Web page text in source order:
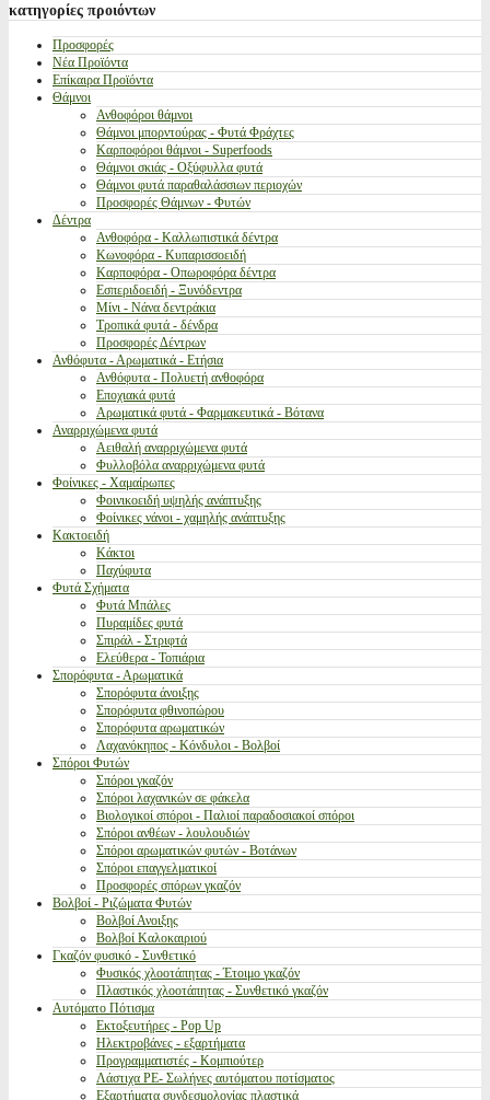
κατηγορίες προιόντων
Προσφορές
Νέα Προϊόντα
Επίκαιρα Προϊόντα
Θάμνοι
Ανθοφόροι θάμνοι
Θάμνοι μπορντούρας - Φυτά Φράχτες
Καρποφόροι θάμνοι - Superfoods
Θάμνοι σκιάς - Οξύφυλλα φυτά
Θάμνοι φυτά παραθαλάσσιων περιοχών
Προσφορές Θάμνων - Φυτών
Δέντρα
Ανθοφόρα - Καλλωπιστικά δέντρα
Κωνοφόρα - Κυπαρισσοειδή
Καρποφόρα - Οπωροφόρα δέντρα
Εσπεριδοειδή - Ξυνόδεντρα
Μίνι - Νάνα δεντράκια
Τροπικά φυτά - δένδρα
Προσφορές Δέντρων
Ανθόφυτα - Αρωματικά - Ετήσια
Ανθόφυτα - Πολυετή ανθοφόρα
Εποχιακά φυτά
Αρωματικά φυτά - Φαρμακευτικά - Βότανα
Αναρριχώμενα φυτά
Αειθαλή αναρριχώμενα φυτά
Φυλλοβόλα αναρριχώμενα φυτά
Φοίνικες - Χαμαίρωπες
Φοινικοειδή υψηλής ανάπτυξης
Φοίνικες νάνοι - χαμηλής ανάπτυξης
Κακτοειδή
Κάκτοι
Παχύφυτα
Φυτά Σχήματα
Φυτά Μπάλες
Πυραμίδες φυτά
Σπιράλ - Στριφτά
Ελεύθερα - Τοπιάρια
Σπορόφυτα - Αρωματικά
Σπορόφυτα άνοιξης
Σπορόφυτα φθινοπώρου
Σπορόφυτα αρωματικών
Λαχανόκηπος - Κόνδυλοι - Βολβοί
Σπόροι Φυτών
Σπόροι γκαζόν
Σπόροι λαχανικών σε φάκελα
Βιολογικοί σπόροι - Παλιοί παραδοσιακοί σπόροι
Σπόροι ανθέων - λουλουδιών
Σπόροι αρωματικών φυτών - Βοτάνων
Σπόροι επαγγελματικοί
Προσφορές σπόρων γκαζόν
Βολβοί - Ριζώματα Φυτών
Βολβοί Ανοιξης
Βολβοί Καλοκαιριού
Γκαζόν φυσικό - Συνθετικό
Φυσικός χλοοτάπητας - Έτοιμο γκαζόν
Πλαστικός χλοοτάπητας - Συνθετικό γκαζόν
Αυτόματο Πότισμα
Εκτοξευτήρες - Pop Up
Ηλεκτροβάνες - εξαρτήματα
Προγραμματιστές - Κομπιούτερ
Λάστιχα PE- Σωλήνες αυτόματου ποτίσματος
Εξαρτήματα συνδεσμολογίας πλαστικά